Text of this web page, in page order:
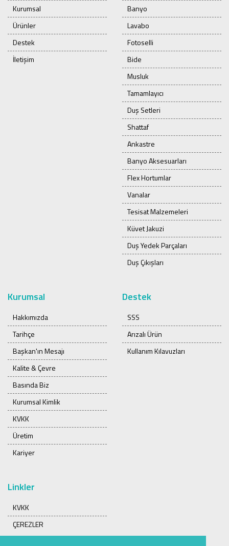
Kurumsal
Ürünler
Destek
İletişim
Banyo
Lavabo
Fotoselli
Bide
Musluk
Tamamlayıcı
Duş Setleri
Shattaf
Ankastre
Banyo Aksesuarları
Flex Hortumlar
Vanalar
Tesisat Malzemeleri
Küvet Jakuzi
Duş Yedek Parçaları
Duş Çıkışları
Kurumsal
Hakkımızda
Tarihçe
Başkan'ın Mesajı
Kalite & Çevre
Basında Biz
Kurumsal Kimlik
KVKK
Üretim
Kariyer
Destek
SSS
Arızalı Ürün
Kullanım Kılavuzları
Linkler
KVKK
ÇEREZLER